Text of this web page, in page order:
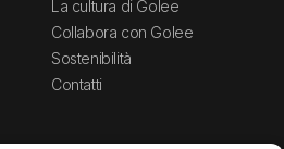
La cultura di Golee
Collabora con Golee
Sostenibilità
Contatti